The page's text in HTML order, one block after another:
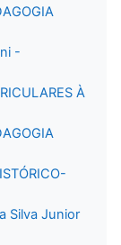
-
À
Silva Junior